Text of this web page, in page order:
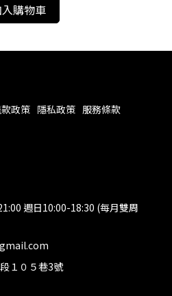
購物車
政策 隱私政策 服務條款
週日10:00-18:30 (每月雙周
１０５巷3號